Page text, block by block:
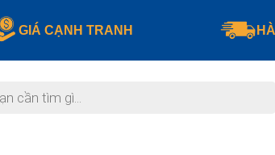
GIÁ CẠNH TRANH